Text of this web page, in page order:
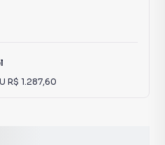
R$ 1.287,60